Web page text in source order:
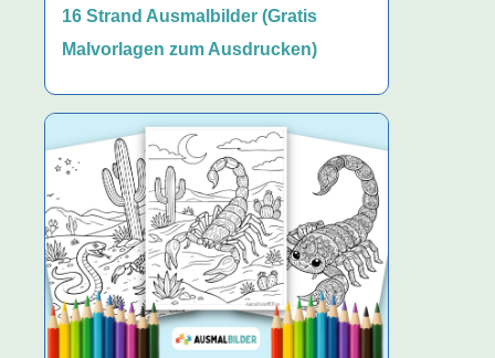
16 Strand Ausmalbilder (Gratis
Malvorlagen zum Ausdrucken)